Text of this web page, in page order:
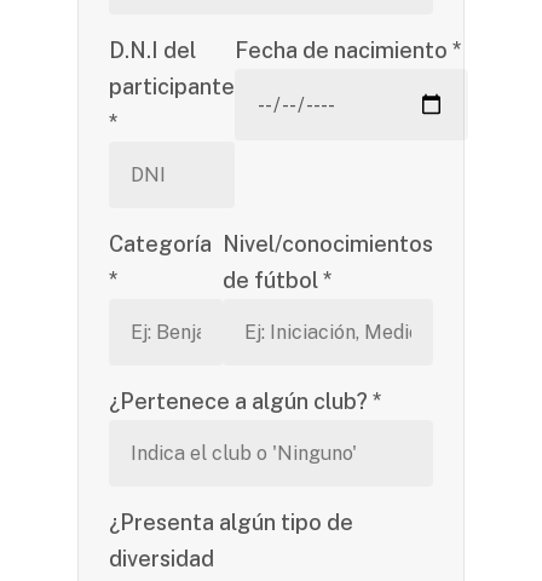
D.N.I del
participante
*
Fecha de nacimiento *
Categoría
*
Nivel/conocimientos
de fútbol *
¿Pertenece a algún club? *
¿Presenta algún tipo de
diversidad